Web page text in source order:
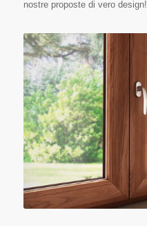
nostre proposte di vero design!